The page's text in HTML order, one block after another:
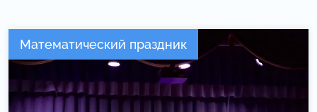
Математический праздник